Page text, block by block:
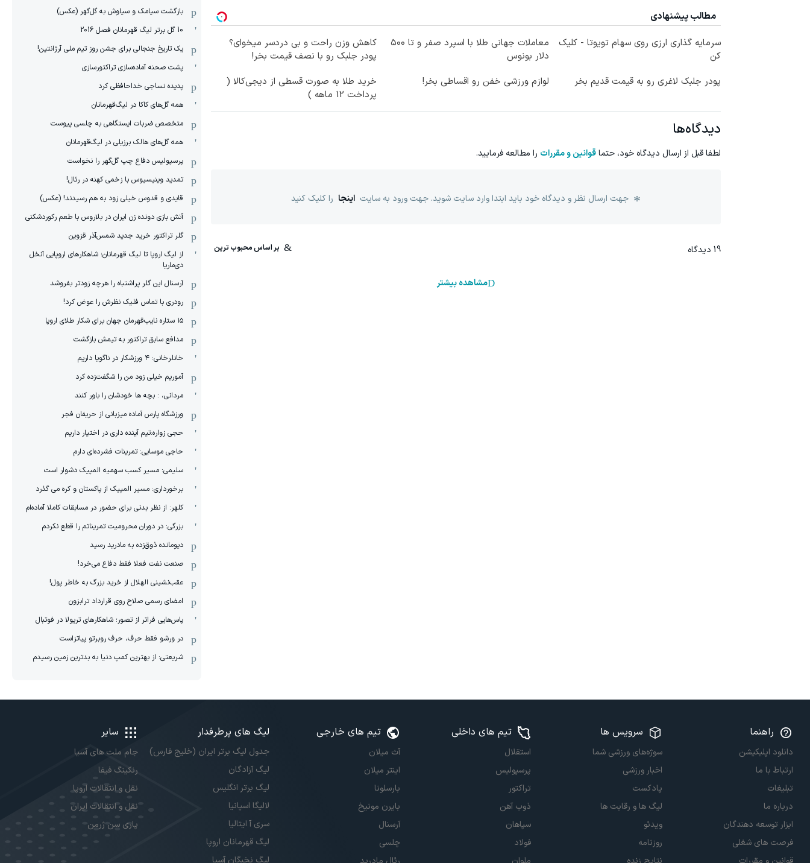
مطالب پیشنهادی
سرمایه گذاری ارزی روی سهام تویوتا - کلیک
کن
معاملات جهانی طلا با اسپرد صفر و تا ۵۰۰
دلار بونوس
کاهش وزن راحت و بی دردسر میخوای؟
پودر جلبک رو با نصف قیمت بخر!
پودر جلبک لاغری رو به قیمت قدیم بخر
لوازم ورزشی خفن رو اقساطی بخر!
خرید طلا به صورت قسطی از دیجی‌کالا (
پرداخت 12 ماهه )
دیدگاه‌ها
لطفا قبل از ارسال دیدگاه خود، حتماقوانین و مقررات را مطالعه فرمایید.
جهت ارسال نظر و دیدگاه خود باید ابتدا وارد سایت شوید. جهت ورود به سایت اینجا را کلیک کنید
19 دیدگاه
مشاهده بیشتر
بازگشت سیامک و سیاوش به گل‌گهر (عکس)
10 گل برتر لیگ قهرمانان فصل 2016
یک تاریخ جنجالی برای جشن روز تیم ملی آرژانتین!
پشت صحنه آماده‌سازی تراکتورسازی
پدیده نساجی خداحافظی کرد
همه گل‌های کاکا در لیگ‌قهرمانان
متخصص ضربات ایستگاهی به چلسی پیوست
همه گل‌های هالک برزیلی در لیگ‌قهرمانان
پرسپولیس دفاع چپ گل‌گهر را نخواست
تمدید وینیسیوس با زخمی کهنه در رئال!
قایدی و قدوس خیلی زود به هم رسیدند! (عکس)
آتش بازی دونده زن ایران در بلاروس با طعم رکوردشکنی
گلر تراکتور خرید جدید شمس‌آذر قزوین
از لیگ اروپا تا لیگ قهرمانان؛ شاهکارهای اروپایی آنخل
دی‌ماریا
آرسنال این گلر پراشتباه را هرچه زودتر بفروشد
رودری با تماس فلیک نظرش را عوض کرد!
١۵ ستاره نایب‌قهرمان جهان برای شکار طلای اروپا
مدافع سابق تراکتور به تیمش بازگشت
خانلرخانی: ۴ ورزشکار در ناگویا داریم
آموریم خیلی زود من را شگفت‌زده کرد
مردانی، : بچه ها خودشان را باور کنند
ورزشگاه پارس آماده میزبانی از حریفان فجر
حجی زواره:تیم آینده داری در اختیار داریم
حاجی موسایی: تمرینات فشرده‌ای دارم
سلیمی: مسیر کسب سهمیه المپیک دشوار است
برخورداری: مسیر المپیک از پاکستان و کره می گذرد
کلهر: از نظر بدنی برای حضور در مسابقات کاملا آماده‌ام
بزرگی: در دوران محرومیت تمریناتم را قطع نکردم
دیومانده ذوق‌زده به مادرید رسید
صنعت نفت فعلا فقط دفاع می‌خرد!
عقب‌نشینی الهلال از خرید بزرگ به خاطر پول!
امضای رسمی صلاح روی قرارداد ترابزون
پاس‌هایی فراتر از تصور؛ شاهکارهای تریولا در فوتبال
در ورشو فقط حرف، حرف روبرتو پیاتزاست
شریعتی: از بهترین کمپ‌ دنیا به بدترین زمین‌ رسیدم
راهنما
دانلود اپلیکیشن
ارتباط با ما
تبلیغات
درباره ما
ابزار توسعه دهندگان
فرصت های شغلی
سرویس ها
سوژه‌های ورزشی شما
اخبار ورزشی
پادکست
لیگ ها و رقابت ها
ویدئو
روزنامه
تیم های داخلی
استقلال
پرسپولیس
تراکتور
ذوب آهن
سپاهان
فولاد
تیم های خارجی
آث میلان
اینتر میلان
بارسلونا
بایرن مونیخ
آرسنال
چلسی
لیگ های پرطرفدار
جدول لیگ برتر ایران (خلیج فارس)
لیگ آزادگان
لیگ برتر انگلیس
لالیگا اسپانیا
سری آ ایتالیا
لیگ قهرمانان اروپا
لیگ نخبگان آسیا
سایر
جام ملت های آسیا
رنکینگ فیفا
نقل و انتقالات اروپا
نقل و انتقالات ایران
پاری سن ژرمن